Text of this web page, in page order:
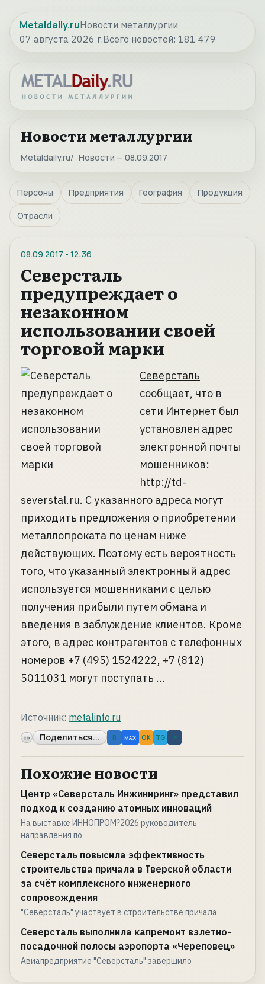
Metaldaily.ruНовости металлургии
07 августа 2026 г.Всего новостей: 181 479
Новости металлургии
Metaldaily.ru Новости — 08.09.2017
Персоны Предприятия География Продукция
Отрасли
08.09.2017 - 12:36
Северсталь
предупреждает о
незаконном
использовании своей
торговой марки
Северсталь
сообщает, что в
сети Интернет был
установлен адрес
электронной почты
мошенников:
http://td-
severstal.ru. С указанного адреса могут
приходить предложения о приобретении
металлопроката по ценам ниже
действующих. Поэтому есть вероятность
того, что указанный электронный адрес
используется мошенниками с целью
получения прибыли путем обмана и
введения в заблуждение клиентов. Кроме
этого, в адрес контрагентов с телефонных
номеров +7 (495) 1524222, +7 (812)
5011031 могут поступать ...
Источник: metalinfo.ru
«» Поделиться... B MAX OK TG ↗
Похожие новости
Центр «Северсталь Инжиниринг» представил
подход к созданию атомных инноваций
На выставке ИННОПРОМ?2026 руководитель
направления по
Северсталь повысила эффективность
строительства причала в Тверской области
за счёт комплексного инженерного
сопровождения
"Северсталь" участвует в строительстве причала
Северсталь выполнила капремонт взлетно-
посадочной полосы аэропорта «Череповец»
Авиапредприятие "Северсталь" завершило